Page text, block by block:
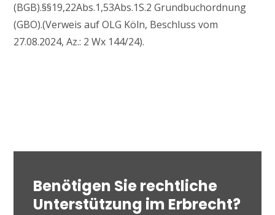
(BGB).§§19,22Abs.1,53Abs.1S.2 Grundbuchordnung
(GBO).(Verweis auf OLG Köln, Beschluss vom
27.08.2024, Az.: 2 Wx 144/24).
Benötigen Sie rechtliche
Unterstützung im Erbrecht?